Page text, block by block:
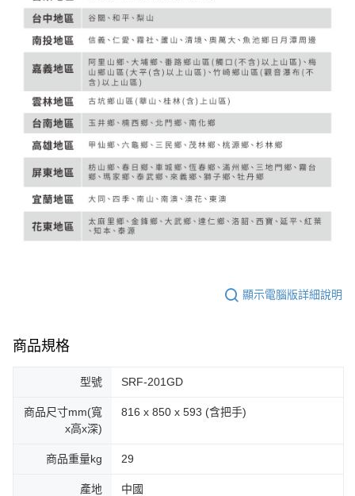
顯示電腦版詳細說明
商品規格
型號 SRF-201GD
商品尺寸mm(寬
x高x深)
816 x 850 x 593 (含把手)
商品重量kg 29
產地 中國